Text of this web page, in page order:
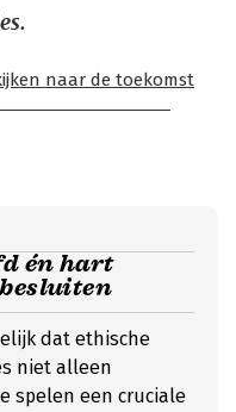
naar de toekomst
én hart
dat ethische
niet alleen
spelen een cruciale